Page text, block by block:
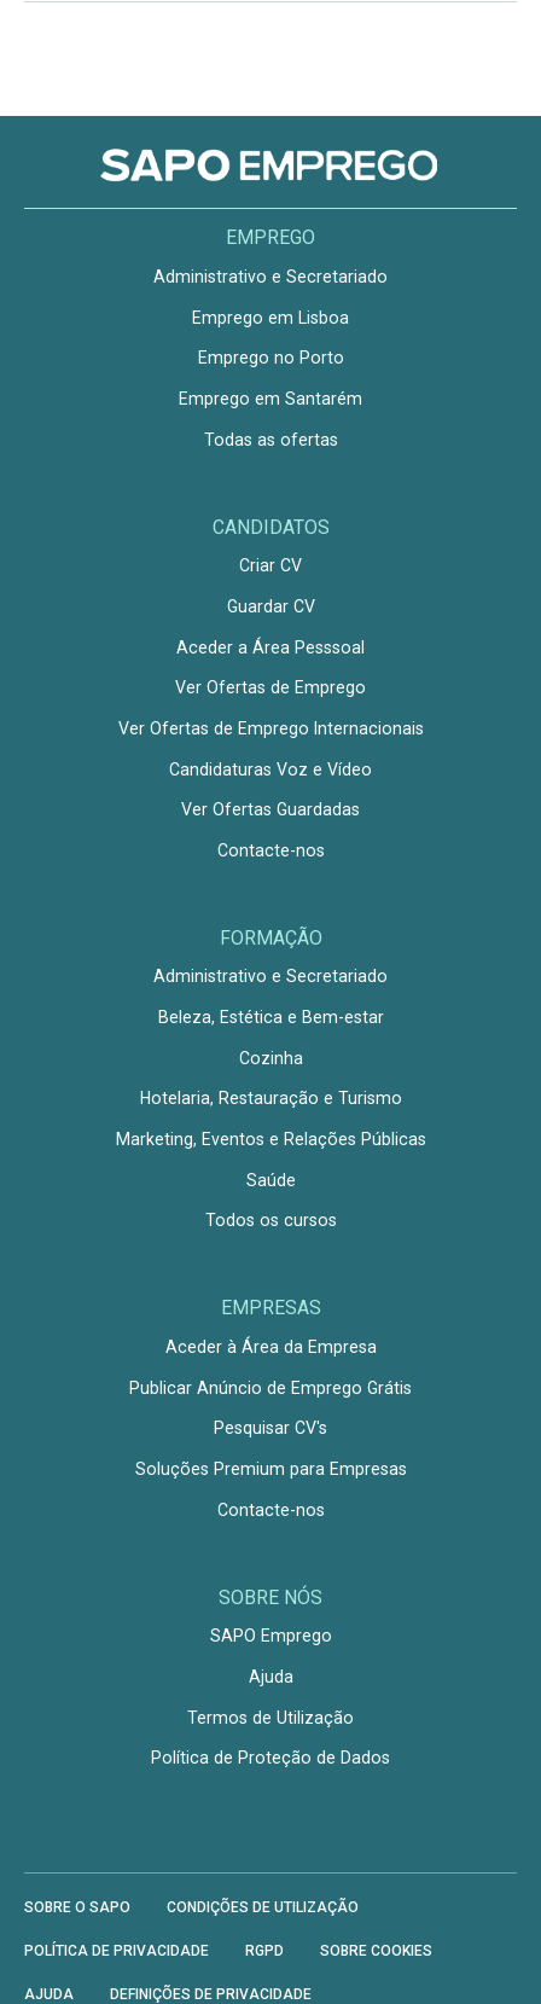
EMPREGO
Administrativo e Secretariado
Emprego em Lisboa
Emprego no Porto
Emprego em Santarém
Todas as ofertas
CANDIDATOS
Criar CV
Guardar CV
Aceder a Área Pesssoal
Ver Ofertas de Emprego
Ver Ofertas de Emprego Internacionais
Candidaturas Voz e Vídeo
Ver Ofertas Guardadas
Contacte-nos
FORMAÇÃO
Administrativo e Secretariado
Beleza, Estética e Bem-estar
Cozinha
Hotelaria, Restauração e Turismo
Marketing, Eventos e Relações Públicas
Saúde
Todos os cursos
EMPRESAS
Aceder à Área da Empresa
Publicar Anúncio de Emprego Grátis
Pesquisar CV's
Soluções Premium para Empresas
Contacte-nos
SOBRE NÓS
SAPO Emprego
Ajuda
Termos de Utilização
Política de Proteção de Dados
SOBRE O SAPO CONDIÇÕES DE UTILIZAÇÃO
POLÍTICA DE PRIVACIDADE RGPD SOBRE COOKIES
AJUDA DEFINIÇÕES DE PRIVACIDADE